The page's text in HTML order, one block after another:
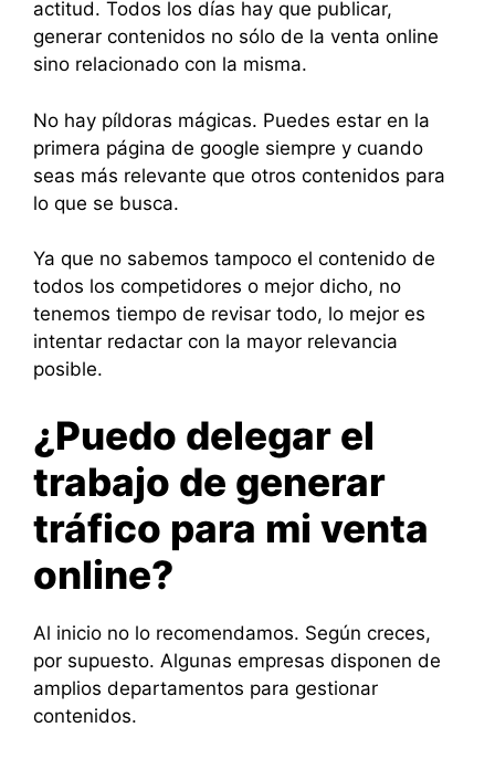
actitud. Todos los días hay que publicar,
generar contenidos no sólo de la venta online
sino relacionado con la misma.
No hay píldoras mágicas. Puedes estar en la
primera página de google siempre y cuando
seas más relevante que otros contenidos para
lo que se busca.
Ya que no sabemos tampoco el contenido de
todos los competidores o mejor dicho, no
tenemos tiempo de revisar todo, lo mejor es
intentar redactar con la mayor relevancia
posible.
¿Puedo delegar el
trabajo de generar
tráfico para mi venta
online?
Al inicio no lo recomendamos. Según creces,
por supuesto. Algunas empresas disponen de
amplios departamentos para gestionar
contenidos.